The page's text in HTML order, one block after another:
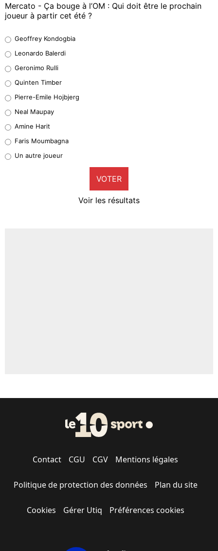
Mercato - Ça bouge à l’OM : Qui doit être le prochain
joueur à partir cet été ?
38%
32%
5%
1%
9%
Geoffrey Kondogbia
Leonardo Balerdi
Geronimo Rulli
Quinten Timber
Pierre-Emile Hojbjerg
Neal Maupay
Amine Harit
Faris Moumbagna
Un autre joueur
VOTER
Voir les résultats
Contact CGU CGV Mentions légales
Politique de protection des données Plan du site
Cookies Gérer Utiq Préférences cookies